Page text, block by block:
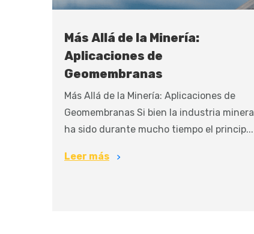
Más Allá de la Minería:
Aplicaciones de
Geomembranas
Más Allá de la Minería: Aplicaciones de
Geomembranas Si bien la industria minera
ha sido durante mucho tiempo el princip...
Leer más